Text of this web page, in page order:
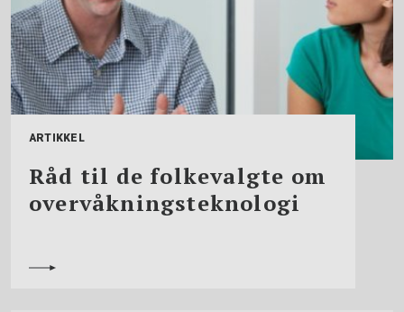
ARTIKKEL
Råd til de folkevalgte om
overvåkningsteknologi